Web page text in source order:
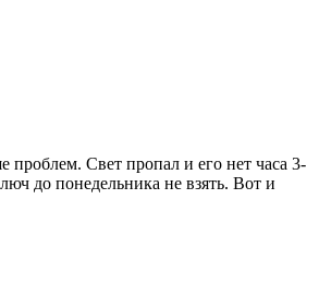
проблем. Свет пропал и его нет часа 3-
до понедельника не взять. Вот и